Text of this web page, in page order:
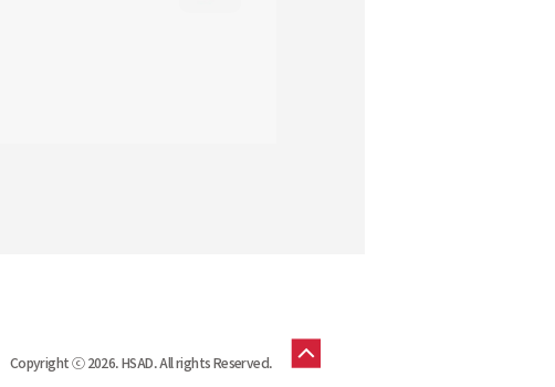
Copyright ⓒ 2026. HSAD. All rights Reserved.